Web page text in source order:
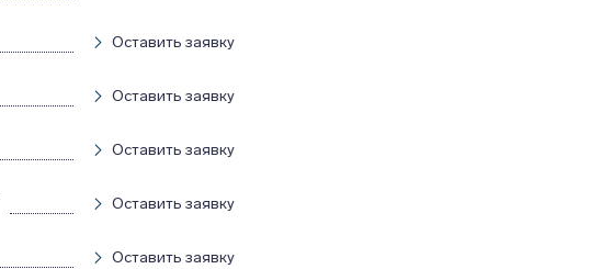
Оставить заявку
Оставить заявку
Оставить заявку
Оставить заявку
Оставить заявку